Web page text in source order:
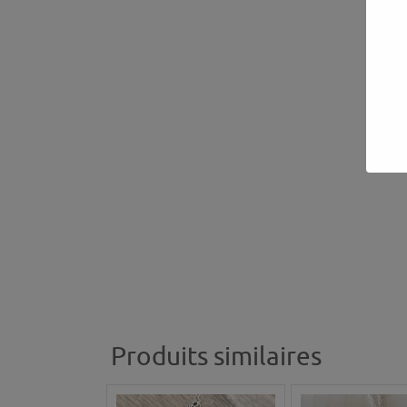
Produits similaires